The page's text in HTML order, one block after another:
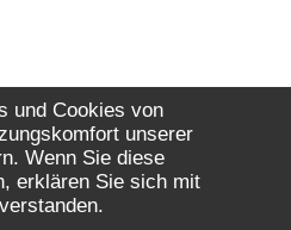
und Cookies von
unserer
Wenn Sie diese
erklären Sie sich mit